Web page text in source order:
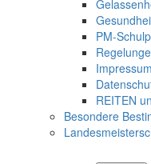
PM-
Impressum
REITEN
Besondere